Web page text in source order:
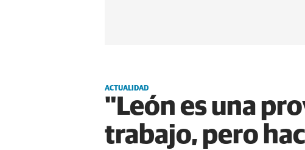
ACTUALIDAD
"León es una
trabajo, pero